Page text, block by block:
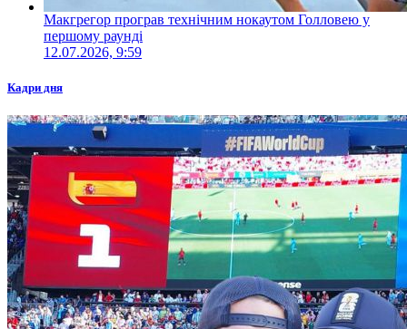
Макгрегор програв технічним нокаутом Голловею у
першому раунді
12.07.2026, 9:59
Кадри дня